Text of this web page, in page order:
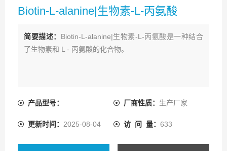
Biotin-L-alanine|生物素-L-丙氨酸
简要描述： Biotin-L-alanine|生物素-L-丙氨酸是一种结合
了生物素和 L - 丙氨酸的化合物。
产品型号： 厂商性质： 生产厂家
更新时间： 2025-08-04 访 问 量： 633